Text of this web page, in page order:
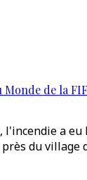
de la
l'incendie a
du village